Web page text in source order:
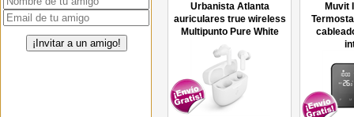
Urbanista Atlanta
auriculares true wireless
Multipunto Pure White
Muvit